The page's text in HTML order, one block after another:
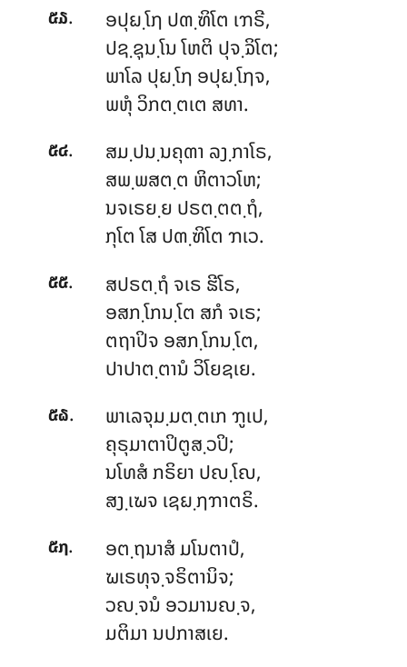
໕໓.
ອປຸຏ຺ໂຐ ປຓ຺ຑິໂຕ ເຠຣີ,
ປຊ຺ຊຸນ຺ໂນ ໂຫຕິ ປຸຈ຺ຉິໂຕ;
ພາໂລ ປຸຏ຺ໂຐ ອປຸຏ຺ໂຐຈ,
ພຫຸໍ ວິກຕ຺ຕເຕ ສທາ.
໕໔.
ສມ຺ປນ຺ນຄຸຓາ ລງ຺ກາໂຣ,
ສພ຺ພສຕ຺ຕ ຫິຕາວໂຫ;
ນຈເຣຍ຺ຍ ປຣຕ຺ຕຕ຺ຖໍ,
ກຸໂຕ ໂສ ປຓ຺ຑິໂຕ ຠເວ.
໕໕. ສປຣຕ຺ຖໍ ຈເຣ ຘີໂຣ,
ອສກ຺ໂກນ຺ໂຕ ສກໍ ຈເຣ;
ຕຖາປິຈ ອສກ຺ໂກນ຺ໂຕ,
ປາປາຕ຺ຕານໍ ວິໂຍຊເຍ.
໕໖.
ພາເລຈຸມ຺ມຕ຺ຕເກ ຠູເປ,
ຄຸຣຸມາຕາປິຕູສ຺ວປິ;
ນໂທສໍ ກຣິຍາ ປຎ຺ໂຎ,
ສງ຺ເຆຈ ເຊຏ຺ຐຠາຕຣິ.
໕໗. ອຕ຺ຖນາສໍມໂນຕາປໍ,
ຆເຣທຸຈ຺ຈຣິຕານິຈ;
ວຎ຺ຈນໍ ອວມານຎ຺ຈ,
ມຕິມາ ນປກາສເຍ.